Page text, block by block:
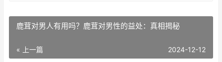
鹿茸对男人有用吗？鹿茸对男性的益处：真相揭秘
« 上一篇 2024-12-12